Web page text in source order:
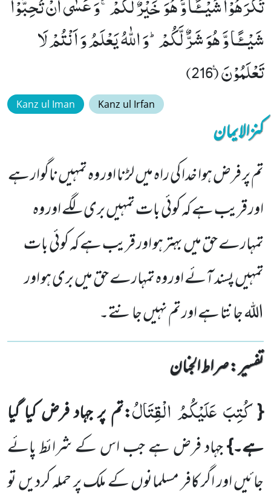
شَیْــٴًـا وَّ هُوَ شَرٌّ لَّكُمْؕ-وَ اللّٰهُ یَعْلَمُ وَ اَنْتُمْ لَا
تَعْلَمُوْنَ۠ (216)
Kanz ul Iman Kanz ul Irfan
کنزالایمان
تم پر فرض ہوا خدا کی راہ میں لڑنا اور وہ تمہیں ناگوار ہے
اور قریب ہے کہ کوئی بات تمہیں بری لگے اور وہ
تمہارے حق میں بہتر ہو اور قریب ہے کہ کوئی بات
تمہیں پسند آئے اور وہ تمہارے حق میں بری ہو اور
اللہ جانتا ہے اور تم نہیں جانتے۔
تفسیر : ‎صراط الجنان
{كُتِبَ عَلَیْكُمُ الْقِتَالُ:تم پر جہاد فرض کیا گیا
ہے۔}جہاد فرض ہے جب اس کے شرائط پائے
جائیں اور اگر کافر مسلمانوں کے ملک پر حملہ کردیں تو